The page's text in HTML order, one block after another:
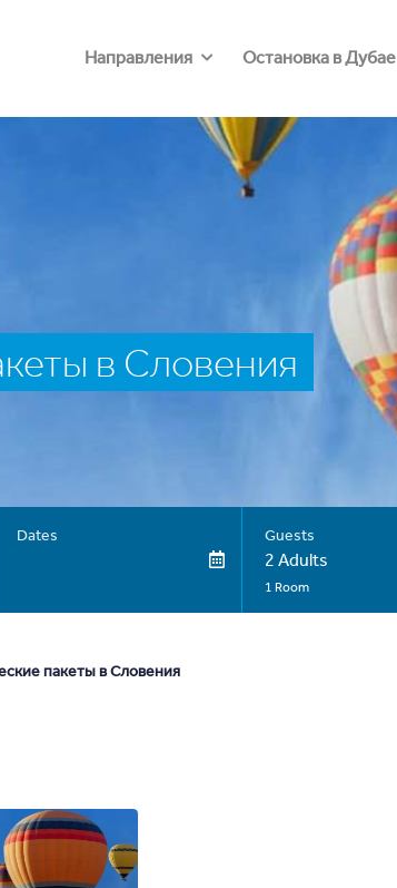
Направления Остановка в Дубае
в Словения
Dates Guests
2 Adults
1 Room
пакеты в Словения